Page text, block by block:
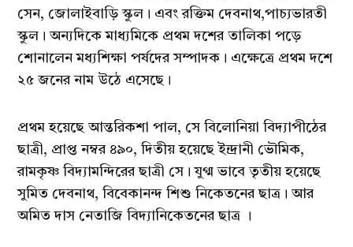
সেন, জোলাইবাড়ি স্কুল। এবং রক্তিম দেবনাথ,পাচ্যভারতী
স্কুল। অন্যদিকে মাধ্যমিকে প্রথম দশের তালিকা পড়ে
শোনালেন মধ্যশিক্ষা পর্ষদের সম্পাদক। এক্ষেত্রে প্রথম দশে
২৫ জনের নাম উঠে এসেছে।
প্রথম হয়েছে আন্তরিকশা পাল, সে বিলোনিয়া বিদ্যাপীঠের
ছাত্রী, প্রাপ্ত নম্বর ৪৯০, দিতীয় হয়েছে ইন্দ্রানী ভৌমিক,
রামকৃষ্ণ বিদ্যামন্দিরের ছাত্রী সে। যুগ্ম ভাবে তৃতীয় হয়েছে
সুমিত দেবনাথ, বিবেকানন্দ শিশু নিকেতনের ছাত্র। আর
অমিত দাস নেতাজি বিদ্যানিকেতনের ছাত্র ।